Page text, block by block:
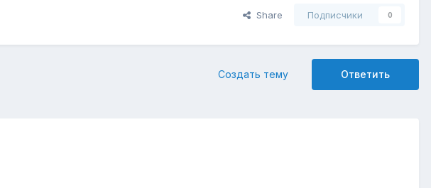
Share Подписчики 0
Ответить
Создать тему